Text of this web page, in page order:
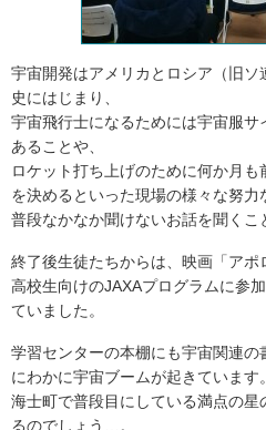
宇宙開発はアメリカとロシア（旧
史にはじまり、
宇宙飛行士になるためには宇宙服
あることや、
ロケット打ち上げのために何か月
を決めるといった現場の様々な努力
普段なかなか聞けないお話を聞くこ
終了後生徒たちからは、映画「アポ
高校生向けのJAXAプログラムに参
ていました。
学習センターの本棚にも宇宙関連の
にわかに宇宙ブームが起きています。
海士町で普段目にしている満点の
るのでしょう…。